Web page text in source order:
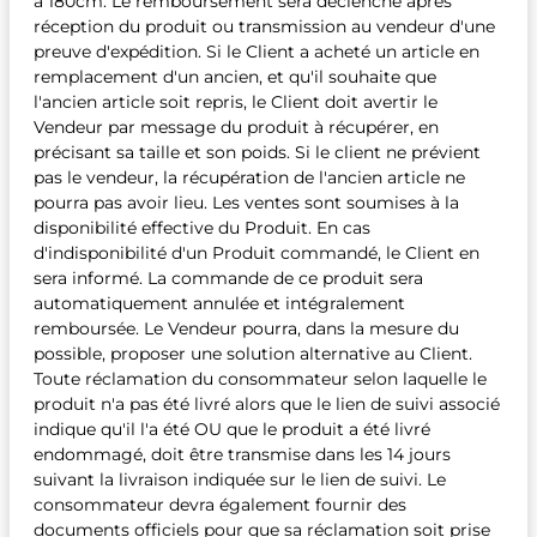
réception du produit ou transmission au vendeur d'une
preuve d'expédition. Si le Client a acheté un article en
remplacement d'un ancien, et qu'il souhaite que
l'ancien article soit repris, le Client doit avertir le
Vendeur par message du produit à récupérer, en
précisant sa taille et son poids. Si le client ne prévient
pas le vendeur, la récupération de l'ancien article ne
pourra pas avoir lieu. Les ventes sont soumises à la
disponibilité effective du Produit. En cas
d'indisponibilité d'un Produit commandé, le Client en
sera informé. La commande de ce produit sera
automatiquement annulée et intégralement
remboursée. Le Vendeur pourra, dans la mesure du
possible, proposer une solution alternative au Client.
Toute réclamation du consommateur selon laquelle le
produit n'a pas été livré alors que le lien de suivi associé
indique qu'il l'a été OU que le produit a été livré
endommagé, doit être transmise dans les 14 jours
suivant la livraison indiquée sur le lien de suivi. Le
consommateur devra également fournir des
documents officiels pour que sa réclamation soit prise